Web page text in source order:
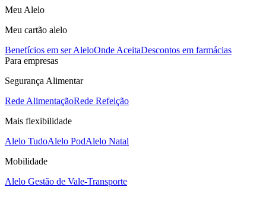
Meu Alelo
Meu cartão alelo
Benefícios em ser AleloOnde AceitaDescontos em farmácias
Para empresas
Segurança Alimentar
Rede AlimentaçãoRede Refeição
Mais flexibilidade
Alelo TudoAlelo PodAlelo Natal
Mobilidade
Alelo Gestão de Vale-Transporte